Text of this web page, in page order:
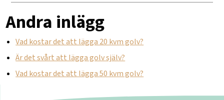
Andra inlägg
Vad kostar det att lägga 20 kvm golv?
Är det svårt att lägga golv själv?
Vad kostar det att lägga 50 kvm golv?